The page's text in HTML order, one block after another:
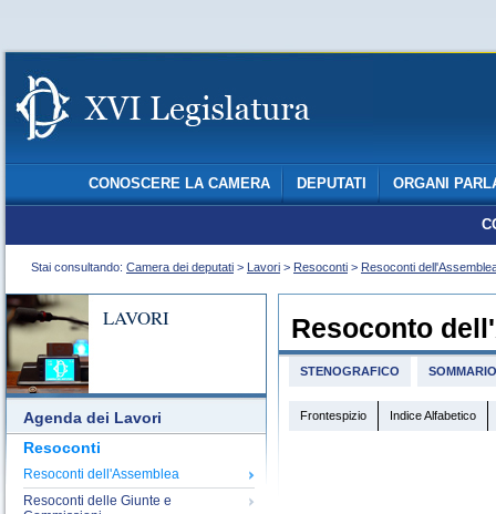
CONOSCERE LA CAMERA DEPUTATI ORGANI
Stai consultando: Camera dei deputati > Lavori > Resoconti > Resoconti
LAVORI
Agenda dei Lavori
Resoconti
Resoconti dell'Assemblea
Resoconti delle Giunte e
Resoconto
STENOGRAFICO SOMMARIO
Frontespizio Indice Alfabetico